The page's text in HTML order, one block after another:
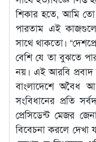
শিকার হতে, আমি
পারতাম এই
সাথে থাকতো।
বেশি যে তা বুঝতে
নয়। এই আরবি
বাংলাদেশে অবৈধ
সংবিধানের প্রতি
প্রেসিডেন্ট মেজর
বিবেচনা করলে দেখা